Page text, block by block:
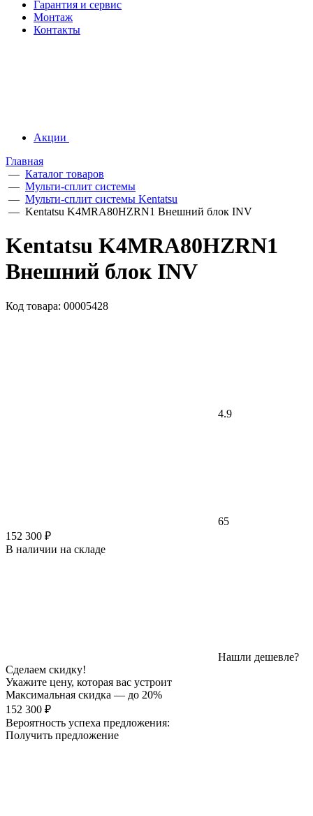
Гарантия и сервис
Монтаж
Контакты
Акции
Главная
— Каталог товаров
— Мульти-сплит системы
— Мульти-сплит системы Kentatsu
— Kentatsu K4MRA80HZRN1 Внешний блок INV
Kentatsu K4MRA80HZRN1
Внешний блок INV
Код товара: 00005428
4.9
65
152 300 ₽
В наличии на складе
Нашли дешевле?
Сделаем скидку!
Укажите цену, которая вас устроит
Максимальная скидка — до 20%
152 300 ₽
Вероятность успеха предложения:
Получить предложение